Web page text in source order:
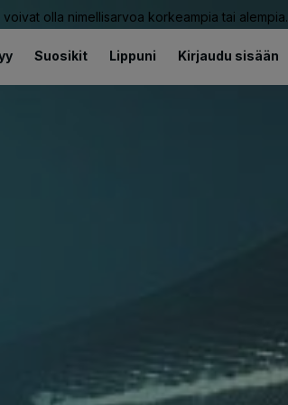
olla nimellisarvoa korkeampia tai alempia.
Suosikit Lippuni Kirjaudu sisään